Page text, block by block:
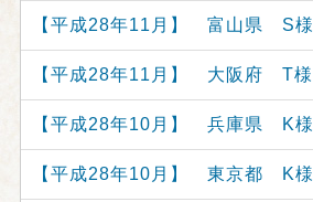
【平成28年11月】 富山県 S様
【平成28年11月】 大阪府 T様
【平成28年10月】 兵庫県 K様
【平成28年10月】 東京都 K様